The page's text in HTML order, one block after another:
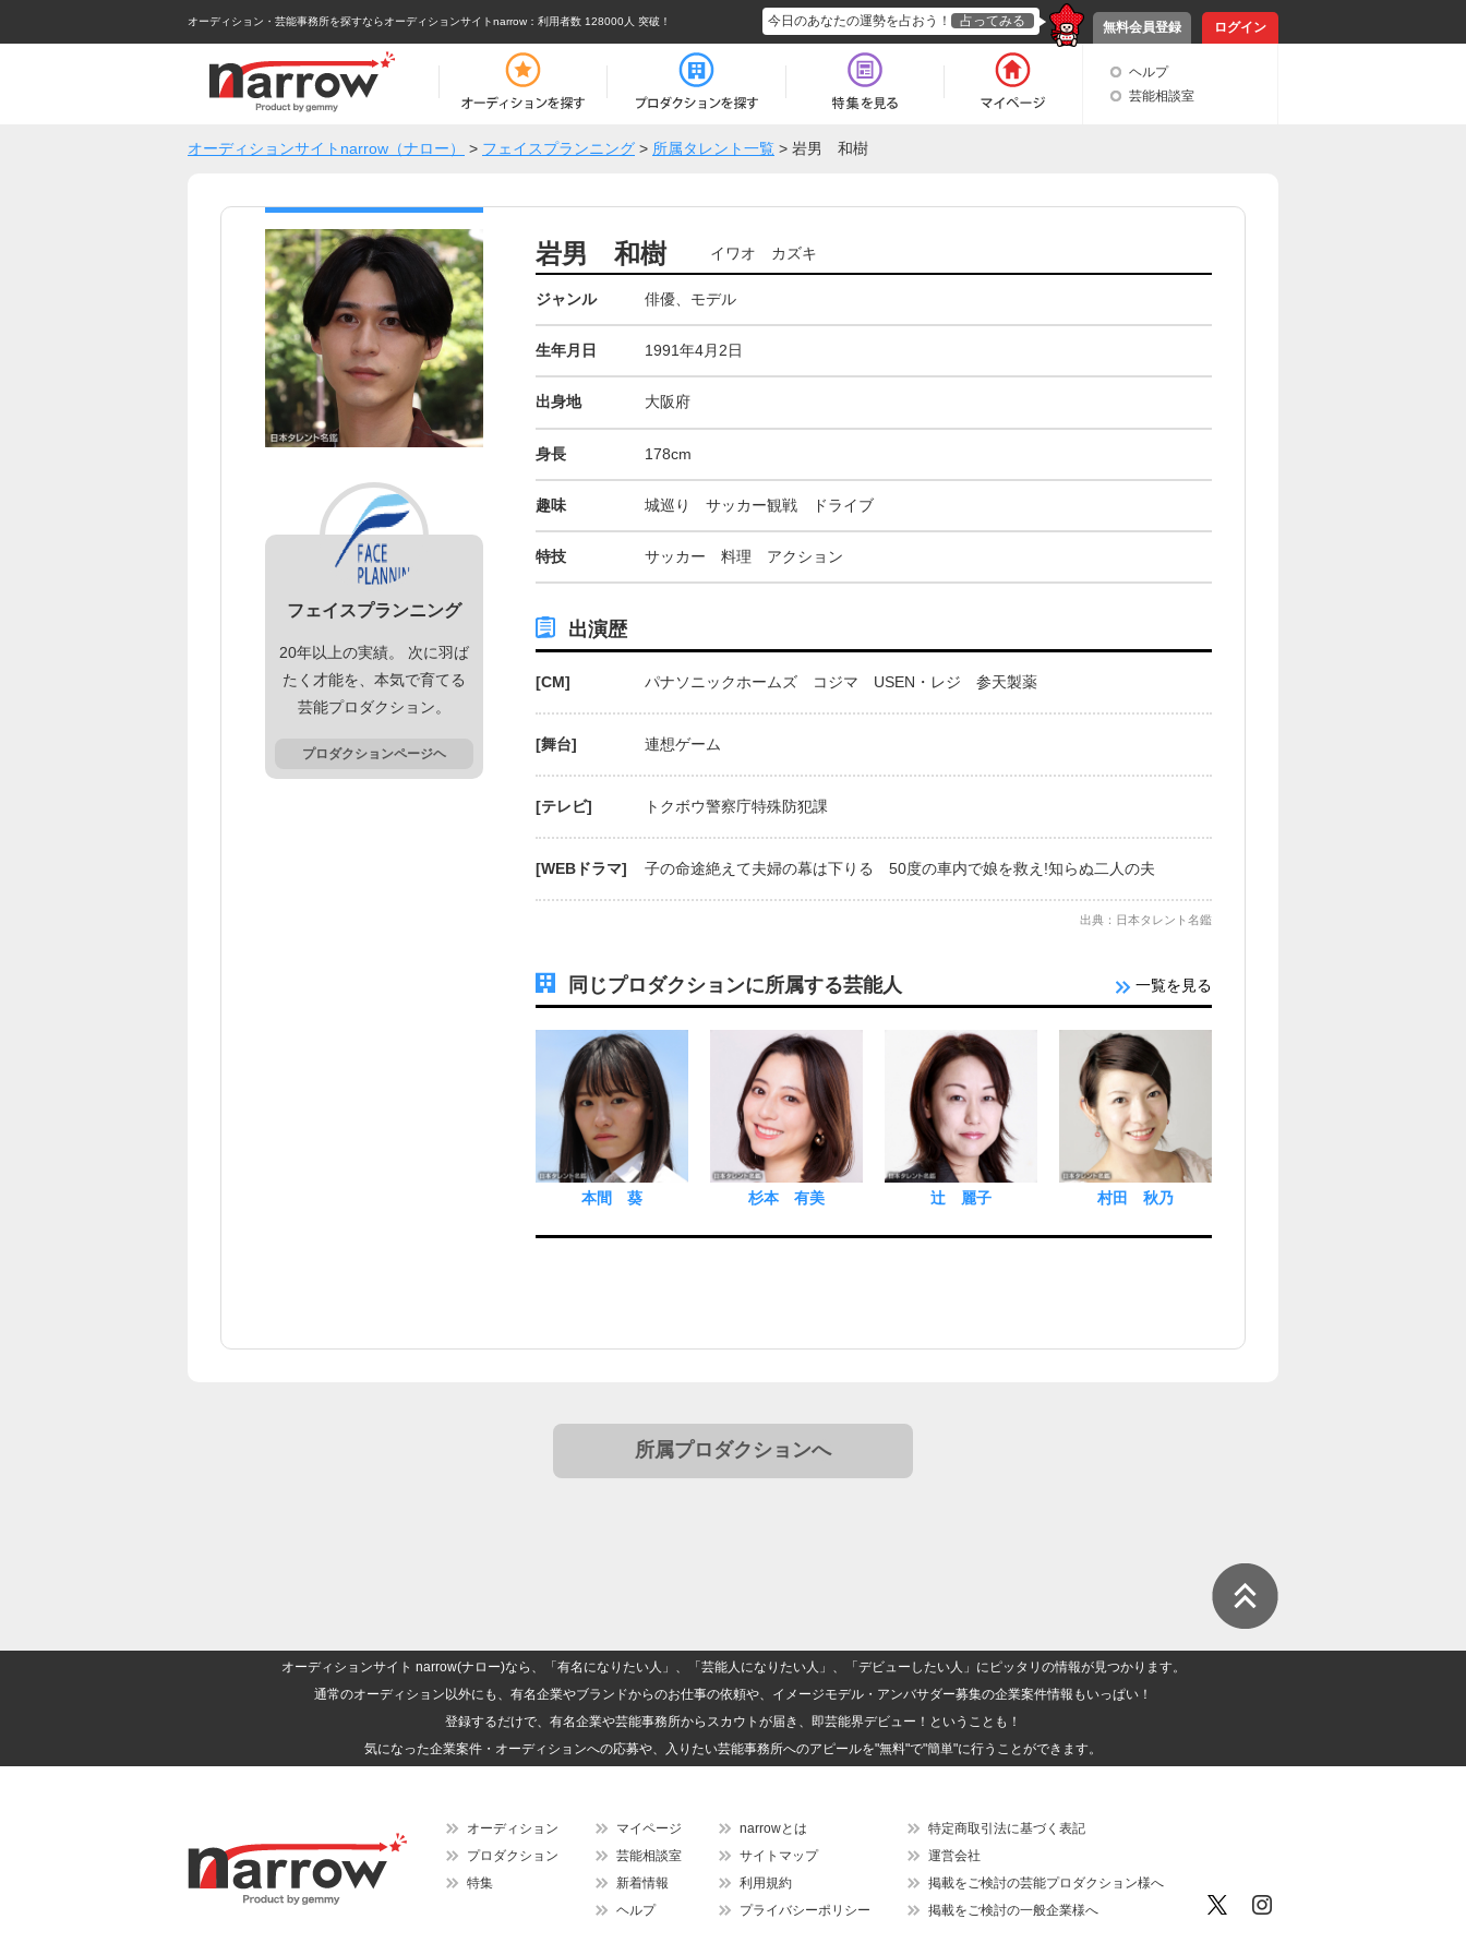
オーディション・芸能事務所を探すならオーディションサイトnarrow ：利用者数 128000人 突破！ 無料会員登録 ログイン
今日のあなたの運勢を占おう！ 占ってみる
ヘルプ
芸能相談室
オーディションサイトnarrow（ナロー） > フェイスプランニング > 所属タレント一覧 > 岩男 和樹
フェイスプランニング
20年以上の実績。 次に羽ば
たく才能を、本気で育てる
芸能プロダクション。
プロダクションページヘ
岩男 和樹 イワオ カズキ
ジャンル 俳優、モデル
生年月日 1991年4月2日
出身地 大阪府
身長 178cm
趣味 城巡り サッカー観戦 ドライブ
特技 サッカー 料理 アクション
出演歴
[CM] パナソニックホームズ コジマ USEN・レジ 参天製薬
[舞台] 連想ゲーム
[テレビ] トクボウ警察庁特殊防犯課
[WEBドラマ] 子の命途絶えて夫婦の幕は下りる 50度の車内で娘を救え!知らぬ二人の夫
出典：日本タレント名鑑
同じプロダクションに所属する芸能人 一覧を見る
本間 葵 杉本 有美 辻 麗子 村田 秋乃
所属プロダクションへ
オーディションサイト narrow(ナロー)なら、「有名になりたい人」、「芸能人になりたい人」、「デビューしたい人」にピッタリの情報が見つかります。
通常のオーディション以外にも、有名企業やブランドからのお仕事の依頼や、イメージモデル・アンバサダー募集の企業案件情報もいっぱい！
登録するだけで、有名企業や芸能事務所からスカウトが届き、即芸能界デビュー！ということも！
気になった企業案件・オーディションへの応募や、入りたい芸能事務所へのアピールを"無料"で"簡単"に行うことができます。
オーディション
プロダクション
特集
マイページ
芸能相談室
新着情報
ヘルプ
narrowとは
サイトマップ
利用規約
プライバシーポリシー
特定商取引法に基づく表記
運営会社
掲載をご検討の芸能プロダクション様へ
掲載をご検討の一般企業様へ